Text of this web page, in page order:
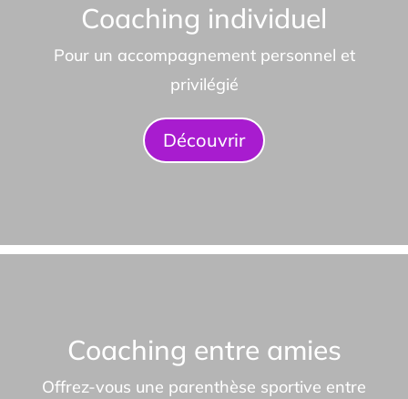
Coaching individuel
Pour un accompagnement personnel et
privilégié
Découvrir
Coaching entre amies
Offrez-vous une parenthèse sportive entre